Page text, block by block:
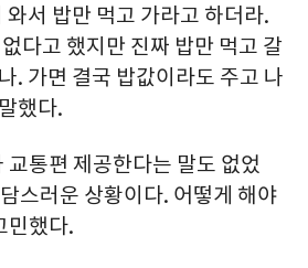
서 밥만 먹고 가라고 하더라.
다고 했지만 진짜 밥만 먹고 갈
. 가면 결국 밥값이라도 주고 나
했다.
통편 제공한다는 말도 없었
스러운 상황이다. 어떻게 해야
민했다.